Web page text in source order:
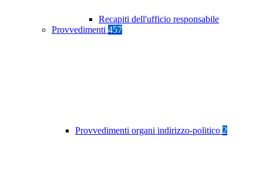
Recapiti dell'ufficio responsabile
Provvedimenti 457
Provvedimenti organi indirizzo-politico 2